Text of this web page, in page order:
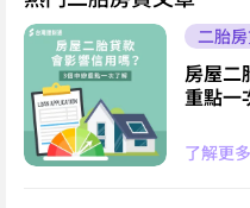
二胎
房屋二
重點一
了解更多